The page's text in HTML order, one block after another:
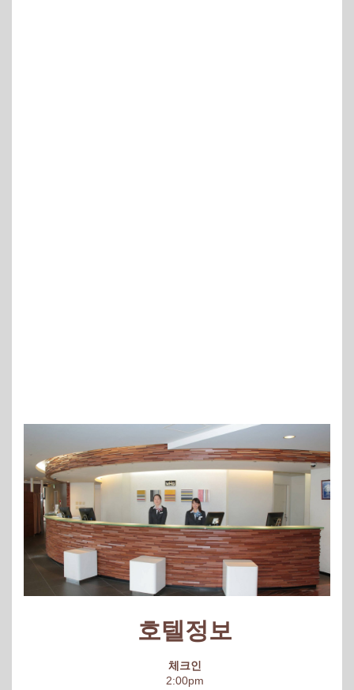
호텔정보
체크인
2:00pm